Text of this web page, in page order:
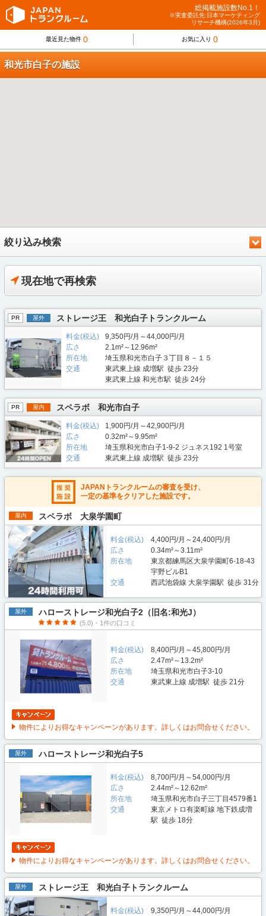
総掲載施設数No.1！
※実査委託先:日本マーケティング
リサーチ機構(2026年3月)
最近見た物件 0 お気に入り 0
和光市白子の施設
絞り込み検索
現在地で再検索
PR 屋外 ストレージ王 和光白子トランクルーム
料金(税込)
9,350円/月～44,000円/月
広さ
2.1m²～12.96m²
所在地
埼玉県和光市白子３丁目８－１５
交通
東武東上線 成増駅 徒歩 23分
東武東上線 和光市駅 徒歩 24分
PR 屋内 スペラボ 和光市白子
料金(税込)
1,900円/月～42,900円/月
広さ
0.32m²～9.95m²
所在地
埼玉県和光市白子1-9-2 ジュネス192 1号室
交通
東武東上線 成増駅 徒歩 23分
JAPANトランクルームの審査を受け、
一定の基準をクリアした施設です。
屋内 スペラボ 大泉学園町
料金(税込)
4,400円/月～24,400円/月
広さ
0.34m²～3.11m²
所在地
東京都練馬区大泉学園町6-18-43
宇野ビルB1
交通
西武池袋線 大泉学園駅 徒歩 31分
屋外 ハローストレージ和光白子2（旧名:和光J）
(5.0)・1件の口コミ
料金(税込)
8,400円/月～45,800円/月
広さ
2.47m²～13.2m²
所在地
埼玉県和光市白子3-10
交通
東武東上線 成増駅 徒歩 21分
物件によりお得なキャンペーンがあります。詳しくはお問合せください。
屋外 ハローストレージ和光白子5
料金(税込)
8,700円/月～54,000円/月
広さ
2.44m²～12.62m²
所在地
埼玉県和光市白子三丁目4579番1
交通
東京メトロ有楽町線 地下鉄成増
駅 徒歩 18分
物件によりお得なキャンペーンがあります。詳しくはお問合せください。
屋外 ストレージ王 和光白子トランクルーム
料金(税込)
9,350円/月～44,000円/月